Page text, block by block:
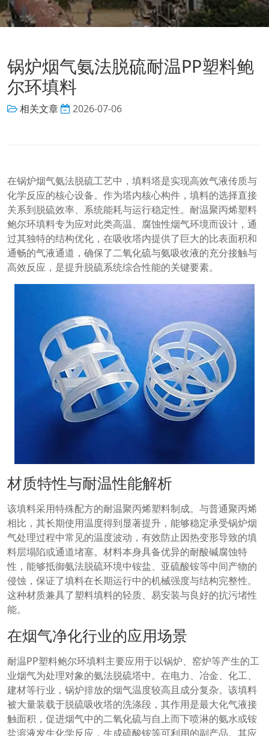
锅炉烟气氨法脱硫耐温PP塑料鲍
尔环填料
相关文章 2026-07-06
在锅炉烟气氨法脱硫工艺中，填料塔是实现高效气液传质与
化学反应的核心设备。作为塔内核心构件，填料的选择直接
关系到脱硫效率、系统能耗与运行稳定性。耐温聚丙烯塑料
鲍尔环填料专为应对此类高温、腐蚀性烟气环境而设计，通
过其独特的结构优化，在吸收塔内提供了巨大的比表面积和
通畅的气液通道，确保了二氧化硫与氨吸收液的充分接触与
高效反应，是提升脱硫系统综合性能的关键要素。
材质特性与耐温性能解析
该填料采用特殊配方的耐温聚丙烯塑料制成。与普通聚丙烯
相比，其长期使用温度得到显著提升，能够稳定承受锅炉烟
气处理过程中常见的温度波动，有效防止因热变形导致的填
料层塌陷或通道堵塞。材料本身具备优异的耐酸碱腐蚀特
性，能够抵御氨法脱硫环境中铵盐、亚硫酸铵等中间产物的
侵蚀，保证了填料在长期运行中的机械强度与结构完整性。
这种材质兼具了塑料填料的轻质、易安装与良好的抗污堵性
能。
在烟气净化行业的应用场景
耐温PP塑料鲍尔环填料主要应用于以锅炉、窑炉等产生的工
业烟气为处理对象的氨法脱硫塔中。在电力、冶金、化工、
建材等行业，锅炉排放的烟气温度较高且成分复杂。该填料
被大量装载于脱硫吸收塔的洗涤段，其作用是最大化气液接
触面积，促进烟气中的二氧化硫与自上而下喷淋的氨水或铵
盐溶液发生化学反应，生成硫酸铵等可利用的副产品。其应